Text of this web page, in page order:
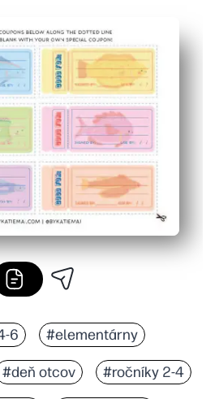
6 #elementárny
#deň otcov #ročníky 2-4